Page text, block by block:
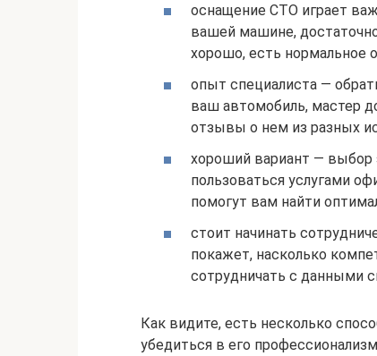
оснащение СТО играет
вашей машине,
хорошо, есть нормальное
опыт специалиста —
ваш автомобиль, мастер
отзывы о нем из разных
хороший вариант — выбор
пользоваться услугами
помогут вам найти
стоит начинать
покажет, насколько
сотрудничать с данными
Как видите, есть несколько
убедиться в его